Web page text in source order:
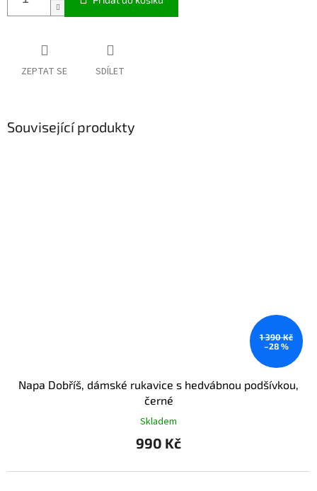
ZEPTAT SE SDÍLET
Související produkty
1 390 Kč
–28 %
Napa Dobříš, dámské rukavice s hedvábnou podšívkou,
černé
Skladem
990 Kč